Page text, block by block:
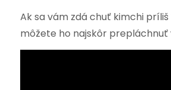
Ak sa vám zdá chuť kimchi príliš
môžete ho najskôr prepláchnuť